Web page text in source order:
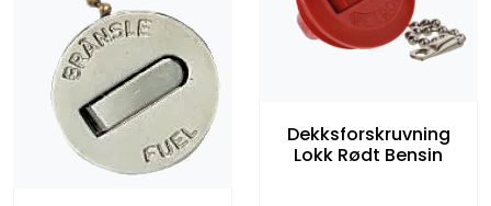
Dekksforskruvning
Lokk Rødt Bensin